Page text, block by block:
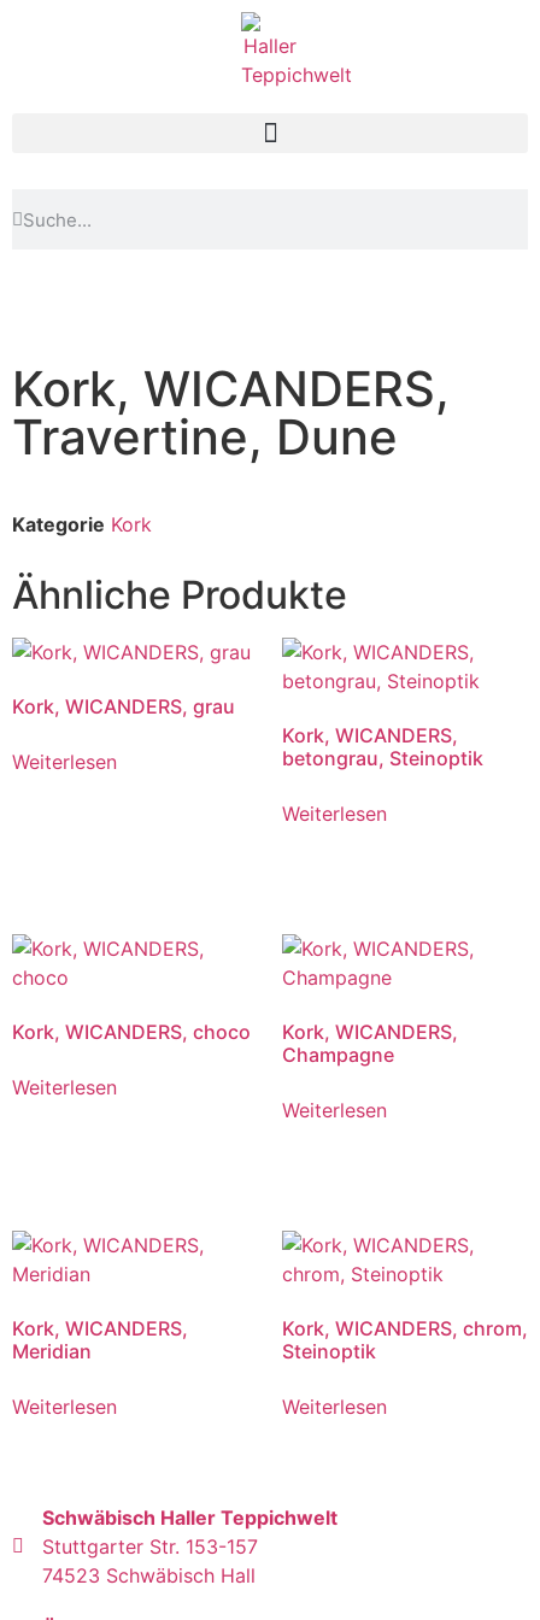
Kork, WICANDERS,
Travertine, Dune
Kategorie Kork
Ähnliche Produkte
Kork, WICANDERS, grau
Weiterlesen
Kork, WICANDERS,
betongrau, Steinoptik
Weiterlesen
Kork, WICANDERS, choco
Weiterlesen
Kork, WICANDERS,
Champagne
Weiterlesen
Kork, WICANDERS,
Meridian
Weiterlesen
Kork, WICANDERS, chrom,
Steinoptik
Weiterlesen
Schwäbisch Haller Teppichwelt
Stuttgarter Str. 153-157
74523 Schwäbisch Hall